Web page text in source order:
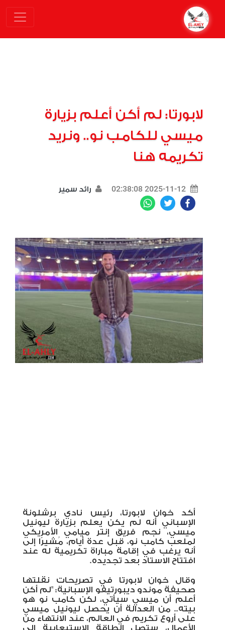
لابورتا: لم أكن أعلم بزيارة
ميسي للكامب نو.. ونريد
تكريمه هنا
2025-11-12 02:38:08 رائد سمير
Facebook
Twitter
أكد خوان لابورتا، رئيس نادي برشلونة
الإسباني أنه لم يكن يعلم بزيارة ليونيل
ميسي، نجم فريق إنتر ميامي الأمريكي
لملعب كامب نو، قبل عدة أيام، مُشيرًا إلى
أنه يرغب في إقامة مباراة تكريمية له عند
افتتاح الاستاد بعد تجديده.
وقال خوان لابورتا في تصريحات نقلتها
صحيفة موندو ديبورتيفو الإسبانية: "لم أكن
أعلم أن ميسي سيأتي، لكن كامب نو هو
بيته.. من العدالة أن يحصل ليونيل ميسي
على أروع تكريم في العالم، عند الانتهاء من
الأعمال، ستصل الطاقة الاستيعابية إلى